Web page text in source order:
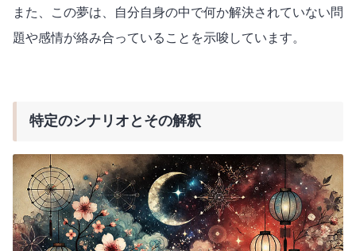
また、この夢は、自分自身の中で何か解決されていない問
題や感情が絡み合っていることを示唆しています。
特定のシナリオとその解釈